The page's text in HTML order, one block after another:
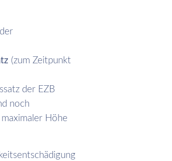
(zum Zeitpunkt
der EZB
noch
Höhe